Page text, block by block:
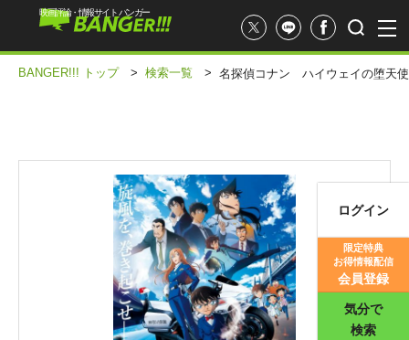
映画記事
映画評価
映画評論・情報サイト バンガー
ログイン
限定特典
お得情報配信
会員登録
気分で
検索
BANGER!!! トップ > 検索一覧 > 名探偵コナン ハイウェイの堕天